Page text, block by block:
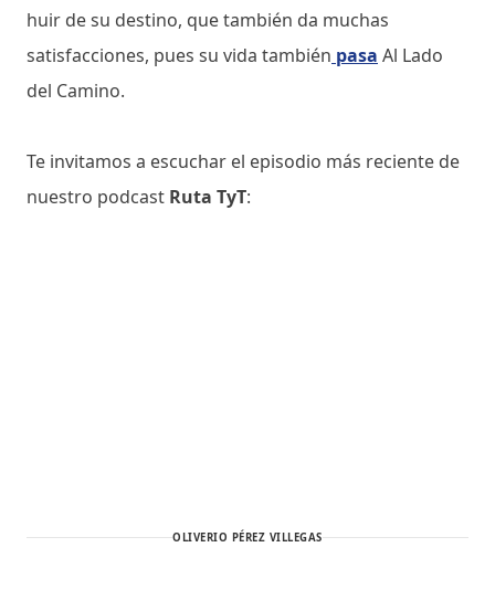
huir de su destino, que también da muchas
satisfacciones, pues su vida también pasa Al Lado
del Camino.
Te invitamos a escuchar el episodio más reciente de
nuestro podcast Ruta TyT:
OLIVERIO PÉREZ VILLEGAS